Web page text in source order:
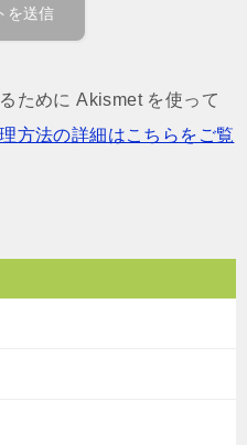
ために Akismet を使って
方法の詳細はこちらをご覧